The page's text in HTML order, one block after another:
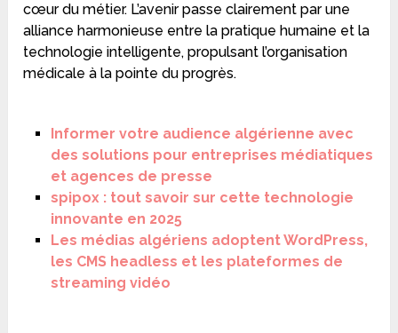
cœur du métier. L’avenir passe clairement par une
alliance harmonieuse entre la pratique humaine et la
technologie intelligente, propulsant l’organisation
médicale à la pointe du progrès.
Informer votre audience algérienne avec
des solutions pour entreprises médiatiques
et agences de presse
spipox : tout savoir sur cette technologie
innovante en 2025
Les médias algériens adoptent WordPress,
les CMS headless et les plateformes de
streaming vidéo